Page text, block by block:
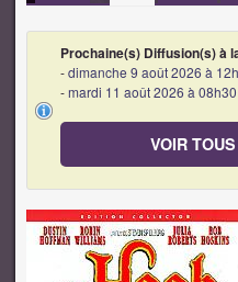
Prochaine(s) Diffusion(s) à
-dimanche 9 août 2026 à
-mardi 11 août 2026 à 08h30
VOIR